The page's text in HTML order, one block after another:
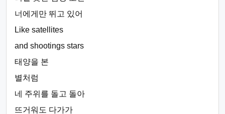
너에게만 뛰고 있어
Like satellites
and shootings stars
태양을 본
별처럼
네 주위를 돌고 돌아
뜨거워도 다가가